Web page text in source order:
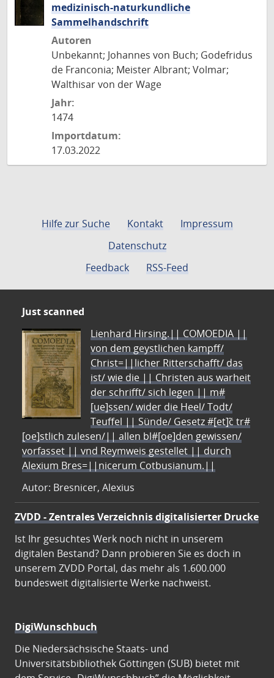
medizinisch-naturkundliche
Sammelhandschrift
Autoren
Unbekannt; Johannes von Buch; Godefridus
de Franconia; Meister Albrant; Volmar;
Walthisar von der Wage
Jahr:
1474
Importdatum:
17.03.2022
Hilfe zur Suche Kontakt
Impressum
Datenschutz
Feedback
RSS-Feed
Just scanned
Lienhard Hirsing.|| COMOEDIA ||
von dem geystlichen kampff/
Christ=||licher Ritterschafft/ das
ist/ wie die || Christen aus warheit
der schrifft/ sich legen || m#
[ue]ssen/ wider die Heel/ Todt/
Teuffel || Sünde/ Gesetz #[et]c̃ tr#
[oe]stlich zulesen/|| allen bl#[oe]den gewissen/
vorfasset || vnd Reymweis gestellet || durch
Alexium Bres=||nicerum Cotbusianum.||
Autor: Bresnicer, Alexius
ZVDD - Zentrales Verzeichnis digitalisierter Drucke
Ist Ihr gesuchtes Werk noch nicht in unserem
digitalen Bestand? Dann probieren Sie es doch in
unserem ZVDD Portal, das mehr als 1.600.000
bundesweit digitalisierte Werke nachweist.
DigiWunschbuch
Die Niedersächsische Staats- und
Universitätsbibliothek Göttingen (SUB) bietet mit